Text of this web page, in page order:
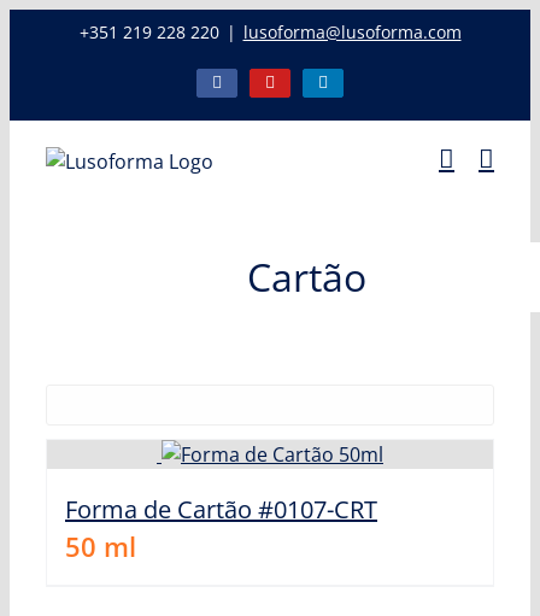
+351 219 228 220 | lusoforma@lusoforma.com
FacebookYouTubeLinkedIn
Cartão
Forma de Cartão #0107-CRT
50 ml